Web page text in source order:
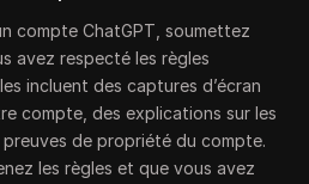
compte ChatGPT, soumettez
avez respecté les règles
incluent des captures d’écran
compte, des explications sur les
de propriété du compte.
les règles et que vous avez